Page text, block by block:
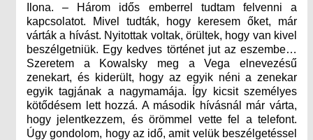
Ilona. – Három idős emberrel tudtam felvenni a
kapcsolatot. Mivel tudták, hogy keresem őket, már
várták a hívást. Nyitottak voltak, örültek, hogy van kivel
beszélgetniük. Egy kedves történet jut az eszembe…
Szeretem a Kowalsky meg a Vega elnevezésű
zenekart, és kiderült, hogy az egyik néni a zenekar
egyik tagjának a nagymamája. Így kicsit személyes
kötődésem lett hozzá. A második hívásnál már várta,
hogy jelentkezzem, és örömmel vette fel a telefont.
Úgy gondolom, hogy az idő, amit velük beszélgetéssel